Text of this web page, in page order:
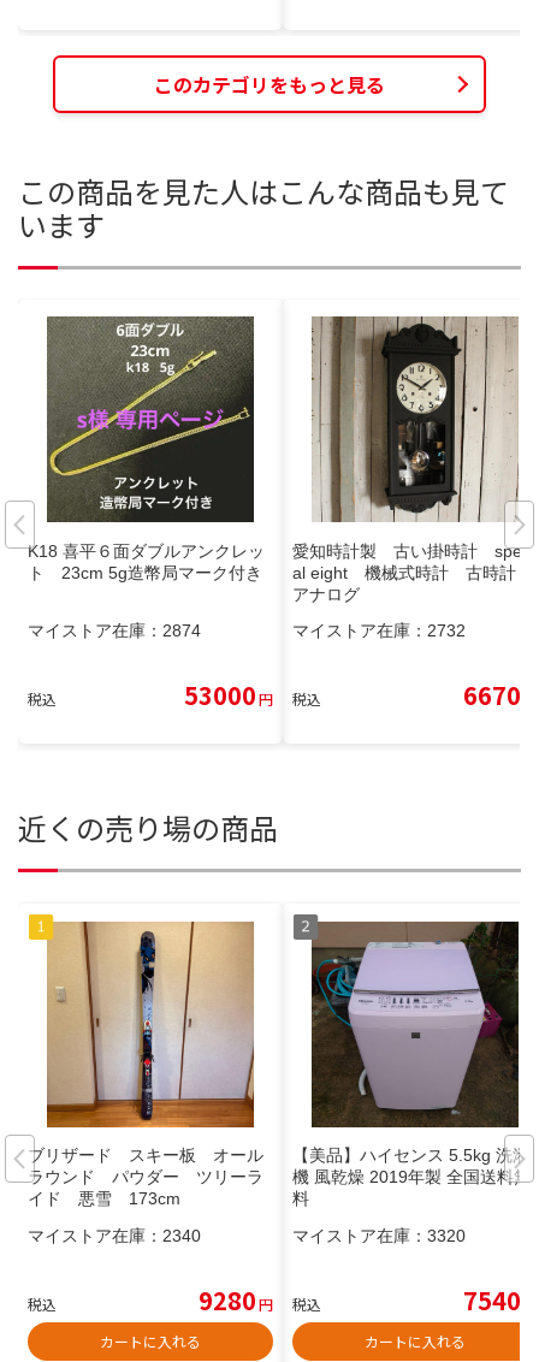
このカテゴリをもっと見る
この商品を見た人はこんな商品も見て
います
K18 喜平６面ダブルアンクレッ
ト 23cm 5g造幣局マーク付き
マイストア在庫： 2874
税込 53000円
愛知時計製 古い掛時計 speci
al eight 機械式時計 古時計
アナログ
マイストア在庫： 2732
税込 6670
近くの売り場の商品
ブリザード スキー板 オール
ラウンド パウダー ツリーラ
イド 悪雪 173cm
マイストア在庫： 2340
税込 9280円
カートに入れる
【美品】ハイセンス 5.5kg 洗濯
機 風乾燥 2019年製 全国送料無
料
マイストア在庫： 3320
税込 7540
カートに入れる